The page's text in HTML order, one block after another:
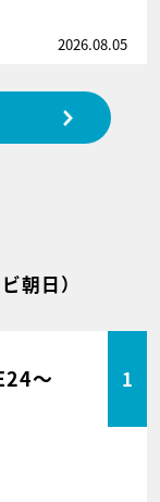
2026.08.05
朝日）
～ 1